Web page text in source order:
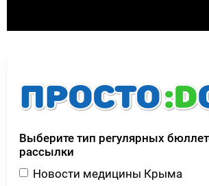
Выберите тип регулярных
рассылки
Новости медицины Крыма